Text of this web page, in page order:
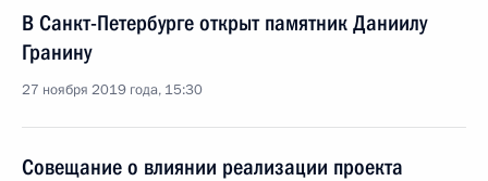
В Санкт-Петербурге открыт памятник Даниилу
Гранину
27 ноября 2019 года, 15:30
Совещание о влиянии реализации проекта